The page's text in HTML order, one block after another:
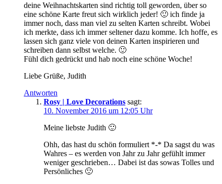
deine Weihnachtskarten sind richtig toll geworden, über so
eine schöne Karte freut sich wirklich jeder! 🙂 ich finde ja
immer noch, dass man viel zu selten Karten schreibt. Wobei
ich merkte, dass ich immer seltener dazu komme. Ich hoffe, es
lassen sich ganz viele von deinen Karten inspirieren und
schreiben dann selbst welche. 🙂
Fühl dich gedrückt und hab noch eine schöne Woche!
Liebe Grüße, Judith
Antworten
Rosy | Love Decorations sagt:
10. November 2016 um 12:05 Uhr
Meine liebste Judith 🙂
Ohh, das hast du schön formuliert *-* Da sagst du was
Wahres – es werden von Jahr zu Jahr gefühlt immer
weniger geschrieben… Dabei ist das sowas Tolles und
Persönliches 🙂